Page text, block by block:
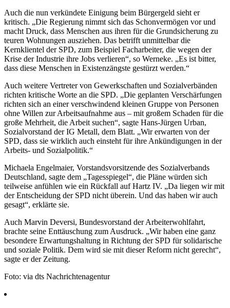
Auch die nun verkündete Einigung beim Bürgergeld sieht er
kritisch. „Die Regierung nimmt sich das Schonvermögen vor und
macht Druck, dass Menschen aus ihren für die Grundsicherung zu
teuren Wohnungen ausziehen. Das betrifft unmittelbar die
Kernklientel der SPD, zum Beispiel Facharbeiter, die wegen der
Krise der Industrie ihre Jobs verlieren“, so Werneke. „Es ist bitter,
dass diese Menschen in Existenzängste gestürzt werden.“
Auch weitere Vertreter von Gewerkschaften und Sozialverbänden
richten kritische Worte an die SPD. „Die geplanten Verschärfungen
richten sich an einer verschwindend kleinen Gruppe von Personen
ohne Willen zur Arbeitsaufnahme aus – mit großem Schaden für die
große Mehrheit, die Arbeit suchen“, sagte Hans-Jürgen Urban,
Sozialvorstand der IG Metall, dem Blatt. „Wir erwarten von der
SPD, dass sie wirklich auch einsteht für ihre Ankündigungen in der
Arbeits- und Sozialpolitik.“
Michaela Engelmaier, Vorstandsvorsitzende des Sozialverbands
Deutschland, sagte dem „Tagesspiegel“, die Pläne würden sich
teilweise anfühlen wie ein Rückfall auf Hartz IV. „Da liegen wir mit
der Entscheidung der SPD nicht überein. Und das haben wir auch
gesagt“, erklärte sie.
Auch Marvin Deversi, Bundesvorstand der Arbeiterwohlfahrt,
brachte seine Enttäuschung zum Ausdruck. „Wir haben eine ganz
besondere Erwartungshaltung in Richtung der SPD für solidarische
und soziale Politik. Dem wird sie mit dieser Reform nicht gerecht“,
sagte er der Zeitung.
Foto: via dts Nachrichtenagentur